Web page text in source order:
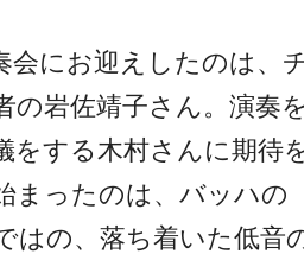
にお迎えしたのは、
の岩佐靖子さん。演奏
をする木村さんに期待
まったのは、バッハの
はの、落ち着いた低音